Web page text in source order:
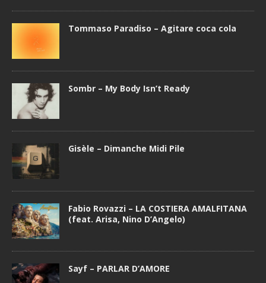
Tommaso Paradiso – Agitare coca cola
Sombr – My Body Isn’t Ready
Gisèle – Dimanche Midi Pile
Fabio Rovazzi – LA COSTIERA AMALFITANA
(feat. Arisa, Nino D’Angelo)
Sayf – PARLAR D’AMORE